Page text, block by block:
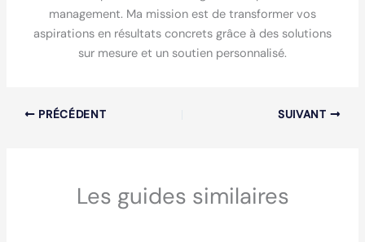
management. Ma mission est de transformer vos
aspirations en résultats concrets grâce à des solutions
sur mesure et un soutien personnalisé.
PRÉCÉDENT SUIVANT
Les guides similaires